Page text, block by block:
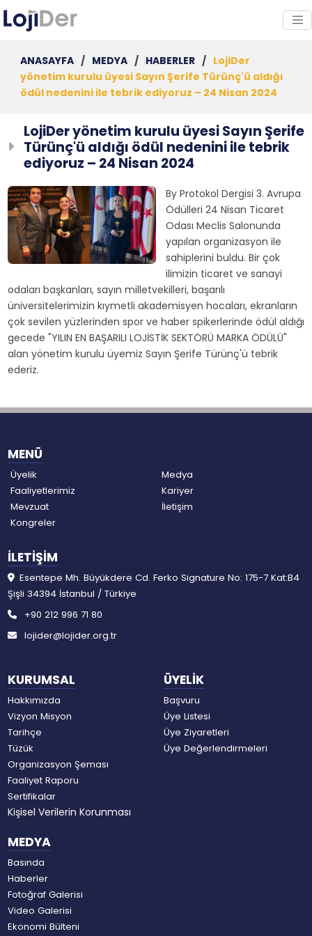
ANASAYFA / MEDYA / HABERLER / LojiDer
yönetim kurulu üyesi Sayın Şerife Türünç'ü aldığı
ödül nedenini ile tebrik ediyoruz – 24 Nisan 2024
LojiDer yönetim kurulu üyesi Sayın Şerife
Türünç'ü aldığı ödül nedenini ile tebrik
ediyoruz – 24 Nisan 2024
By Protokol Dergisi 3. Avrupa
Ödülleri 24 Nisan Ticaret
Odası Meclis Salonunda
yapılan organizasyon ile
sahiplerini buldu. Bir çok
ilimizin ticaret ve sanayi
odaları başkanları, sayın milletvekilleri, başarılı
üniversitelerimizin kıymetli akademisyen hocaları, ekranların
çok sevilen yüzlerinden spor ve haber spikerlerinde ödül aldığı
gecede "YILIN EN BAŞARILI LOJİSTİK SEKTÖRÜ MARKA ÖDÜLÜ"
alan yönetim kurulu üyemiz Sayın Şerife Türünç'ü tebrik
ederiz.
MENÜ
Üyelik
Faaliyetlerimiz
Mevzuat
Kongreler
Medya
Kariyer
İletişim
KURUMSAL
Hakkımızda
Vizyon Misyon
Tarihçe
Tüzük
Organizasyon Şeması
Faaliyet Raporu
Sertifikalar
Kişisel Verilerin Korunması
ÜYELİK
Başvuru
Üye Listesi
Üye Ziyaretleri
Üye Değerlendirmeleri
MEDYA
Basında
Haberler
Fotoğraf Galerisi
Video Galerisi
Ekonomi Bülteni
İLETİŞİM
Esentepe Mh. Büyükdere Cd. Ferko Signature No: 175-7 Kat:B4
Şişli 34394 İstanbul / Türkiye
+90 212 996 71 80
lojider@lojider.org.tr